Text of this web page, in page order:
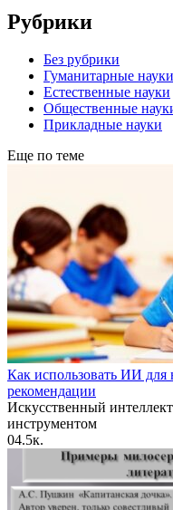
Рубрики
Без рубрики
Гуманитарные науки
Естественные науки
Общественные
Прикладные науки
Еще по теме
Как использовать ИИ для
рекомендации
Искусственный
инструментом
04.5к.